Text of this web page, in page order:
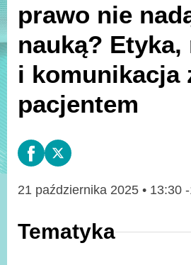
prawo nie
nauką?
i komunikacja
pacjentem
21 października 2025 • 13:30
Tematyka